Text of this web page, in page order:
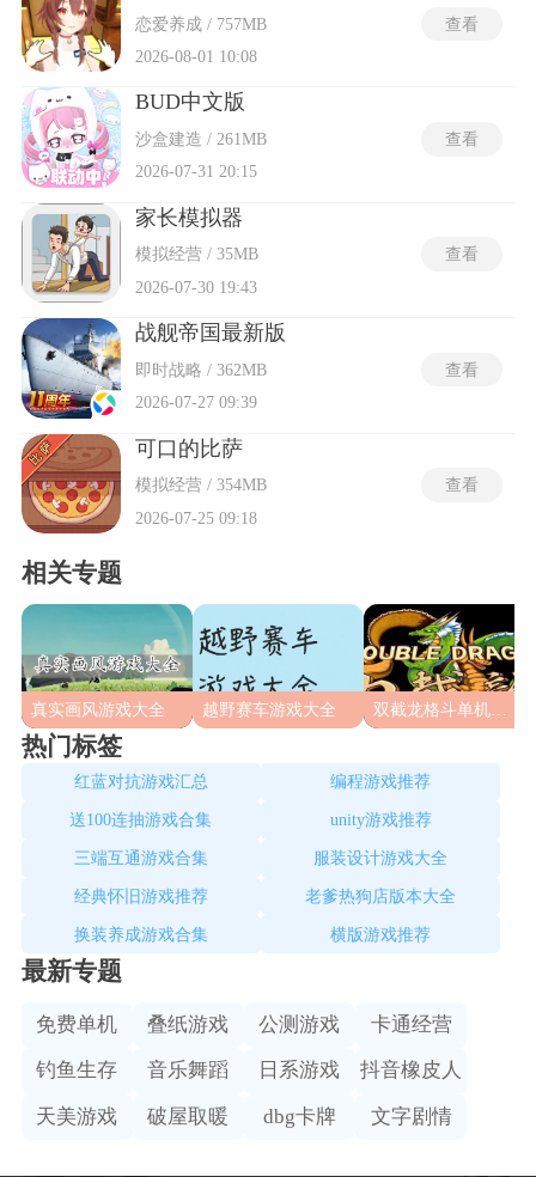
恋爱养成 / 757MB
2026-08-01 10:08
查看
BUD中文版
沙盒建造 / 261MB
2026-07-31 20:15
查看
家长模拟器
模拟经营 / 35MB
2026-07-30 19:43
查看
战舰帝国最新版
即时战略 / 362MB
2026-07-27 09:39
查看
可口的比萨
模拟经营 / 354MB
2026-07-25 09:18
查看
相关专题
真实画风游戏大全 越野赛车游戏大全
热门标签
红蓝对抗游戏汇总
编程游戏推荐
送100连抽游戏合集
unity游戏推荐
三端互通游戏合集
服装设计游戏大全
经典怀旧游戏推荐
老爹热狗店版本大全
换装养成游戏合集
横版游戏推荐
最新专题
免费单机 叠纸游戏 公测游戏 卡通经营
钓鱼生存 音乐舞蹈 日系游戏 抖音橡皮人
天美游戏 破屋取暖 dbg卡牌 文字剧情